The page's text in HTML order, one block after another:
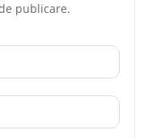
publicare.